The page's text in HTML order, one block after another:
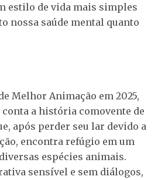
estilo de vida mais simples
nossa saúde mental quanto
Melhor Animação em 2025,
a história comovente de
após perder seu lar devido a
encontra refúgio em um
espécies animais.
sensível e sem diálogos,